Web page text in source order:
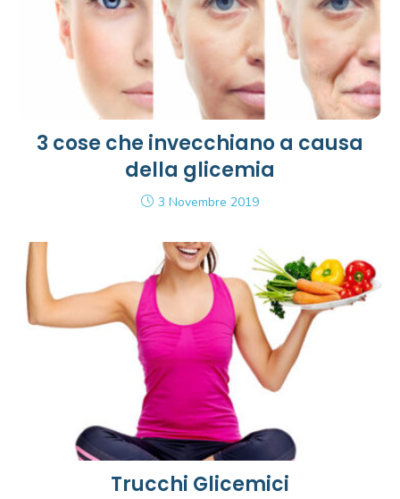
3 cose che invecchiano a causa
della glicemia
3 Novembre 2019
Trucchi Glicemici